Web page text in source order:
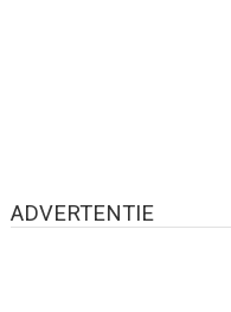
ADVERTENTIE